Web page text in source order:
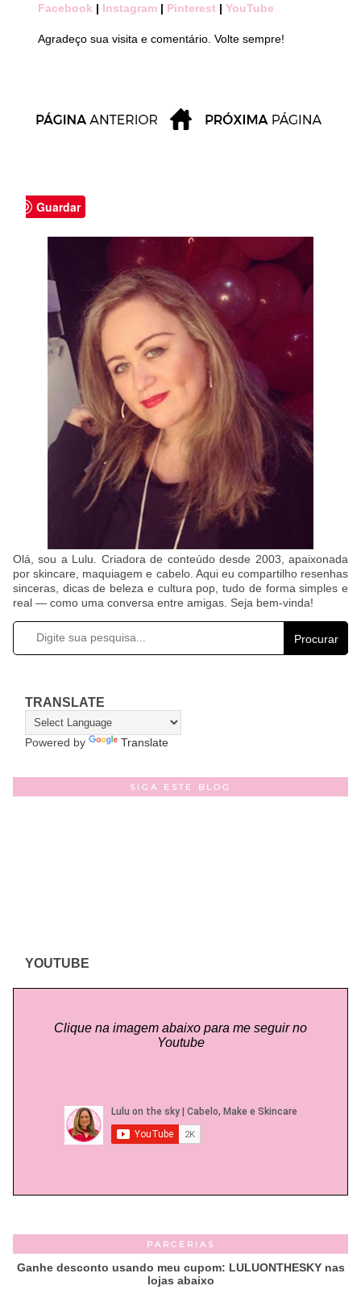
Facebook | Instagram | Pinterest | YouTube
Agradeço sua visita e comentário. Volte sempre!
Guardar
Olá, sou a Lulu. Criadora de conteúdo desde 2003, apaixonada
por skincare, maquiagem e cabelo. Aqui eu compartilho resenhas
sinceras, dicas de beleza e cultura pop, tudo de forma simples e
real — como uma conversa entre amigas. Seja bem-vinda!
Procurar
TRANSLATE
Powered by Translate
SIGA ESTE BLOG
YOUTUBE
Clique na imagem abaixo para me seguir no
Youtube
PARCERIAS
Ganhe desconto usando meu cupom: LULUONTHESKY nas
lojas abaixo